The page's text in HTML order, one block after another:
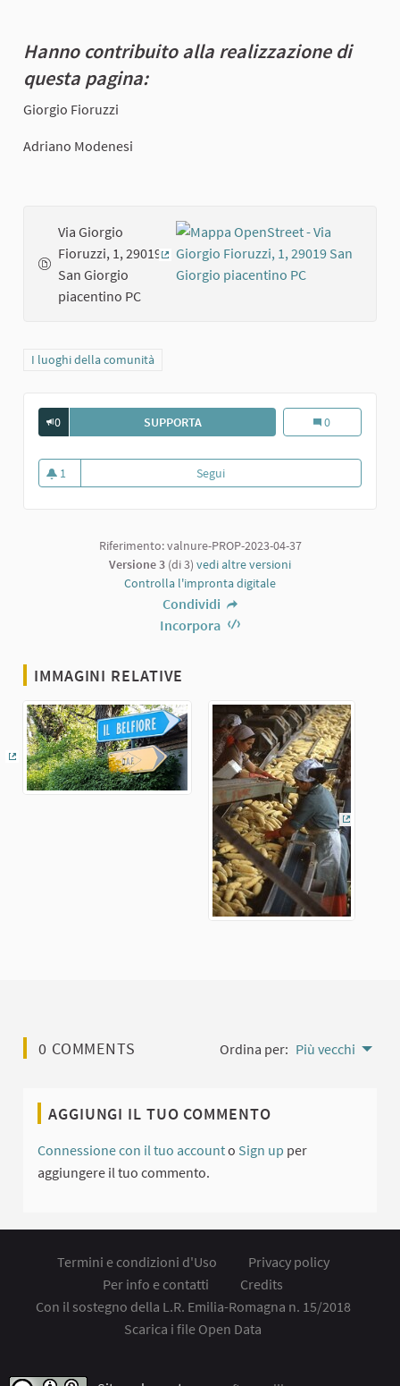
Hanno contribuito alla realizzazione di
questa pagina:
Giorgio Fioruzzi
Adriano Modenesi
Via Giorgio
Fioruzzi, 1, 29019
San Giorgio
piacentino PC
(Collegamento esterno)
Filtra i risultati per categoria: I luoghi della comunità
I luoghi della comunità
0 SUPPORTALA D.A.F. A SAN GIORGIOLa D.A.F. a San
0
1
1 sostenitori
Segui
Riferimento: valnure-PROP-2023-04-37
Versione 3 (di 3) vedi altre versioni
Controlla l'impronta digitale
Condividi
Incorpora
IMMAGINI RELATIVE
(Collegamento esterno)
0 COMMENTS Ordina per: Più vecchi
AGGIUNGI IL TUO COMMENTO
Connessione con il tuo accounto Sign up per
aggiungere il tuo commento.
Termini e condizioni d'Uso
Privacy policy
Per info e contatti
Credits
Con il sostegno della L.R. Emilia-Romagna n. 15/2018
Scarica i file Open Data